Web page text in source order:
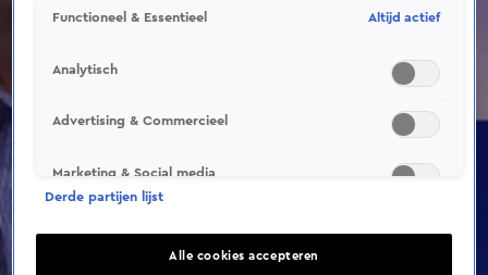
Functioneel & Essentieel Altijd actief
Analytisch
Advertising & Commercieel
Marketing & Social media
Derde partijen lijst
Alle cookies accepteren